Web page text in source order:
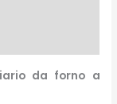
da forno a